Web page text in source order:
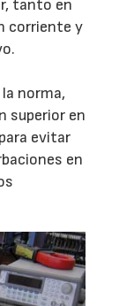
tanto en
corriente y
norma,
superior en
evitar
en